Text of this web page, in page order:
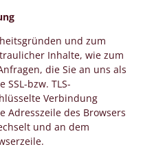
und zum
Inhalte, wie zum
die Sie an uns als
bzw. TLS-
Verbindung
Adresszeile des Browsers
und an dem